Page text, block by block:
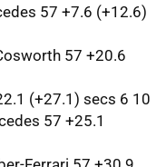
57 +7.6 (+12.6)
57 +20.6
(+27.1) secs 6 10
57 +25.1